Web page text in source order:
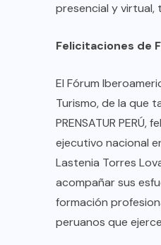
presencial y virtual,
Felicitaciones de
El Fórum
Turismo, de la que
PRENSATUR
ejecutivo nacional
Lastenia Torres
acompañar sus
formación
peruanos que